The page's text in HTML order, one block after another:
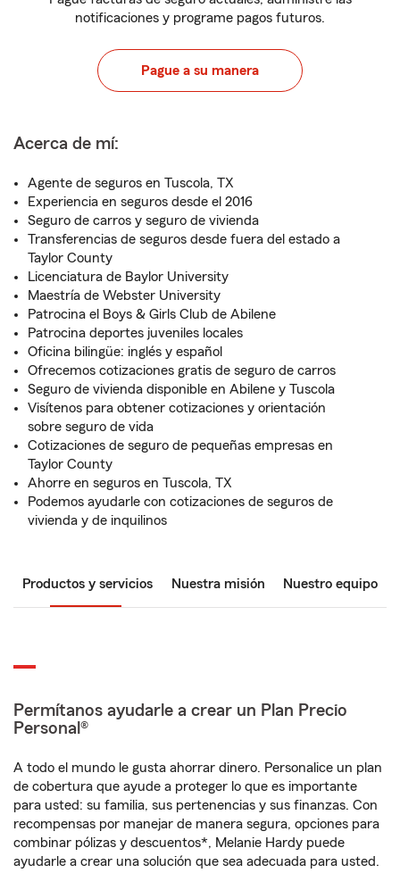
notificaciones y programe pagos futuros.
Pague a su manera
Acerca de mí:
Agente de seguros en Tuscola, TX
Experiencia en seguros desde el 2016
Seguro de carros y seguro de vivienda
Transferencias de seguros desde fuera del estado a
Taylor County
Licenciatura de Baylor University
Maestría de Webster University
Patrocina el Boys & Girls Club de Abilene
Patrocina deportes juveniles locales
Oficina bilingüe: inglés y español
Ofrecemos cotizaciones gratis de seguro de carros
Seguro de vivienda disponible en Abilene y Tuscola
Visítenos para obtener cotizaciones y orientación
sobre seguro de vida
Cotizaciones de seguro de pequeñas empresas en
Taylor County
Ahorre en seguros en Tuscola, TX
Podemos ayudarle con cotizaciones de seguros de
vivienda y de inquilinos
Productos y servicios Nuestra misión Nuestro equipo
Permítanos ayudarle a crear un Plan Precio
Personal®
A todo el mundo le gusta ahorrar dinero. Personalice un plan
de cobertura que ayude a proteger lo que es importante
para usted: su familia, sus pertenencias y sus finanzas. Con
recompensas por manejar de manera segura, opciones para
combinar pólizas y descuentos*, Melanie Hardy puede
ayudarle a crear una solución que sea adecuada para usted.